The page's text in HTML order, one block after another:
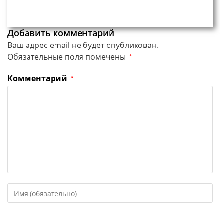
Добавить комментарий
Ваш адрес email не будет опубликован.
Обязательные поля помечены *
Комментарий *
свое